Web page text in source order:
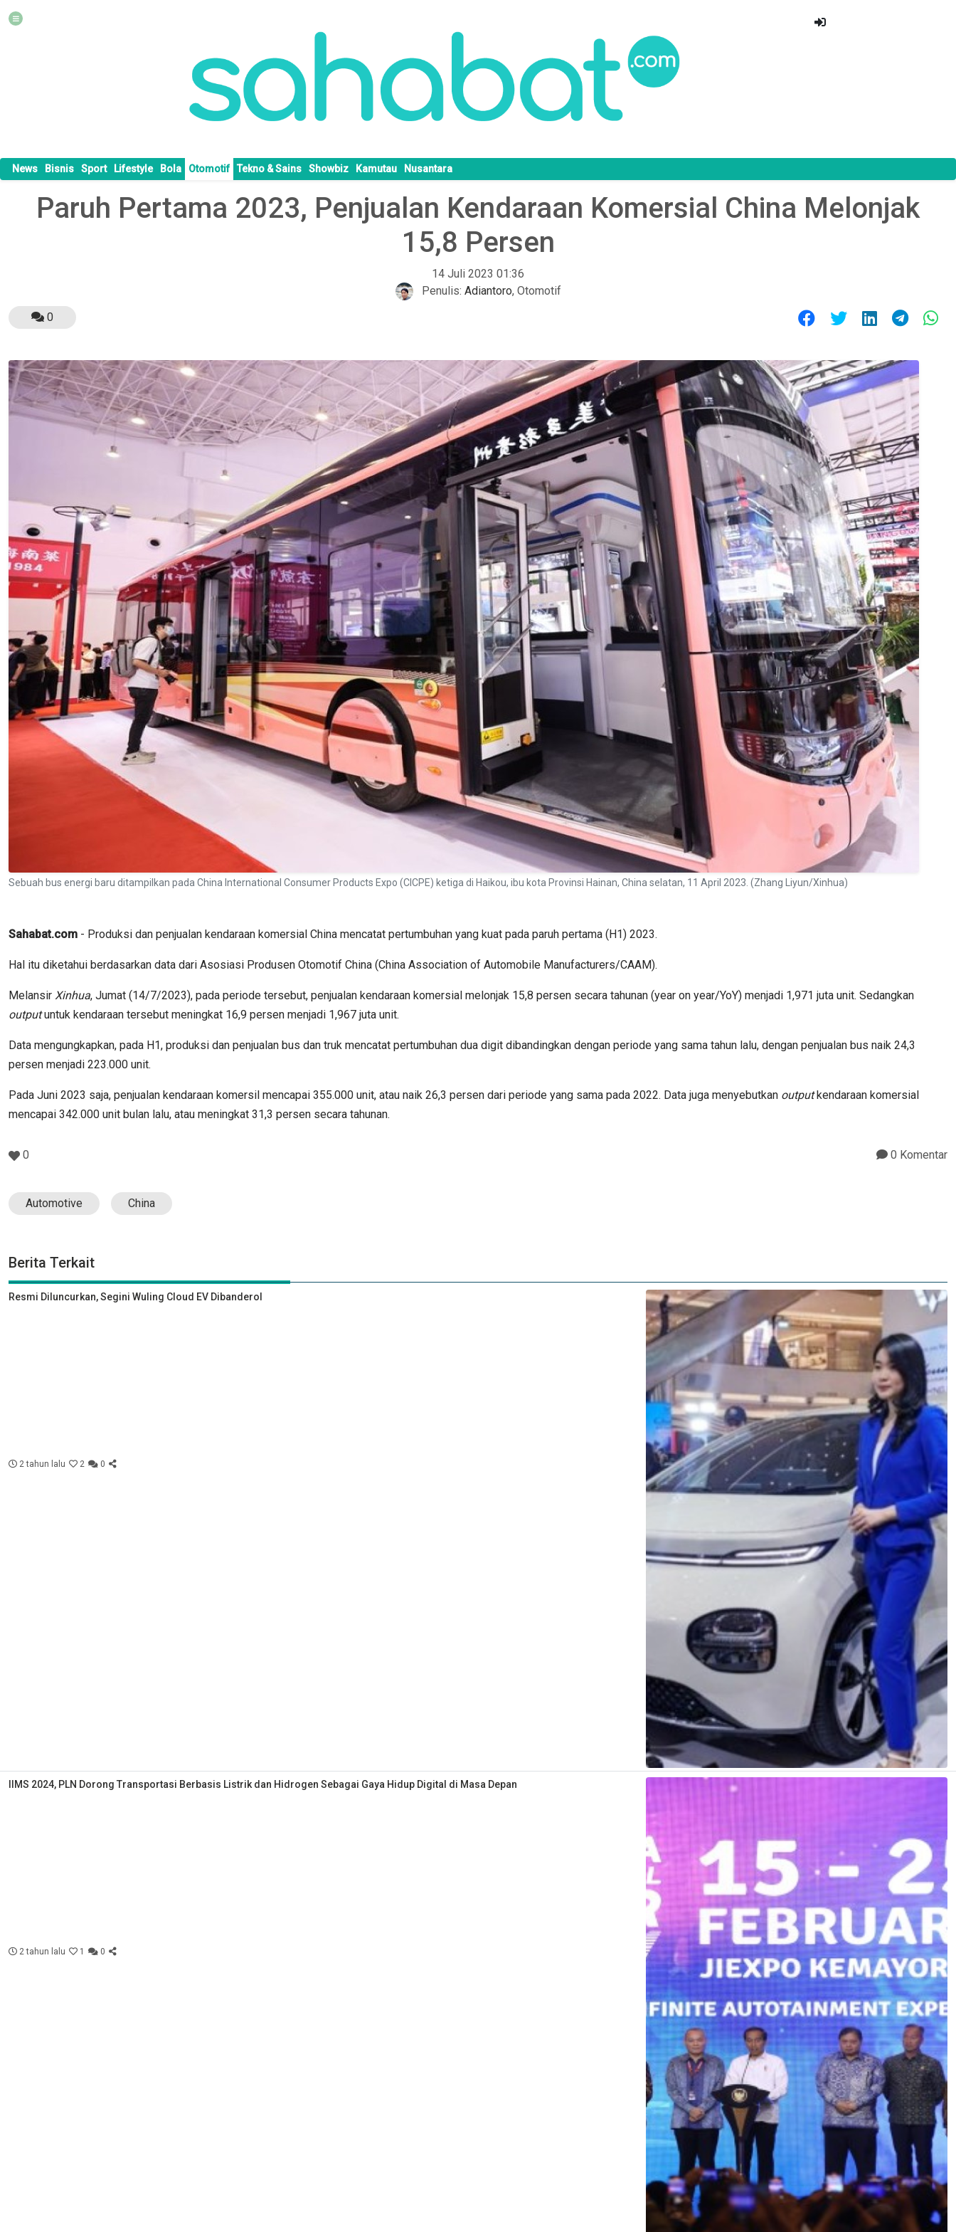
News Bisnis Sport Lifestyle Bola Otomotif Tekno & Sains Showbiz Kamutau Nusantara
Paruh Pertama 2023, Penjualan Kendaraan Komersial China Melonjak
15,8 Persen
14 Juli 2023 01:36
Penulis: Adiantoro, Otomotif
0
Sebuah bus energi baru ditampilkan pada China International Consumer Products Expo (CICPE) ketiga di Haikou, ibu kota Provinsi Hainan, China selatan, 11 April 2023. (Zhang Liyun/Xinhua)
Sahabat.com - Produksi dan penjualan kendaraan komersial China mencatat pertumbuhan yang kuat pada paruh pertama (H1) 2023.
Hal itu diketahui berdasarkan data dari Asosiasi Produsen Otomotif China (China Association of Automobile Manufacturers/CAAM).
Melansir Xinhua, Jumat (14/7/2023), pada periode tersebut, penjualan kendaraan komersial melonjak 15,8 persen secara tahunan (year on year/YoY) menjadi 1,971 juta unit. Sedangkan
outputuntuk kendaraan tersebut meningkat 16,9 persen menjadi 1,967 juta unit.
Data mengungkapkan, pada H1, produksi dan penjualan bus dan truk mencatat pertumbuhan dua digit dibandingkan dengan periode yang sama tahun lalu, dengan penjualan bus naik 24,3
persen menjadi 223.000 unit.
Pada Juni 2023 saja, penjualan kendaraan komersil mencapai 355.000 unit, atau naik 26,3 persen dari periode yang sama pada 2022. Data juga menyebutkan outputkendaraan komersial
mencapai 342.000 unit bulan lalu, atau meningkat 31,3 persen secara tahunan.
0 0 Komentar
Automotive China
Berita Terkait
Resmi Diluncurkan, Segini Wuling Cloud EV Dibanderol
2 tahun lalu 2 0
IIMS 2024, PLN Dorong Transportasi Berbasis Listrik dan Hidrogen Sebagai Gaya Hidup Digital di Masa Depan
2 tahun lalu 1 0